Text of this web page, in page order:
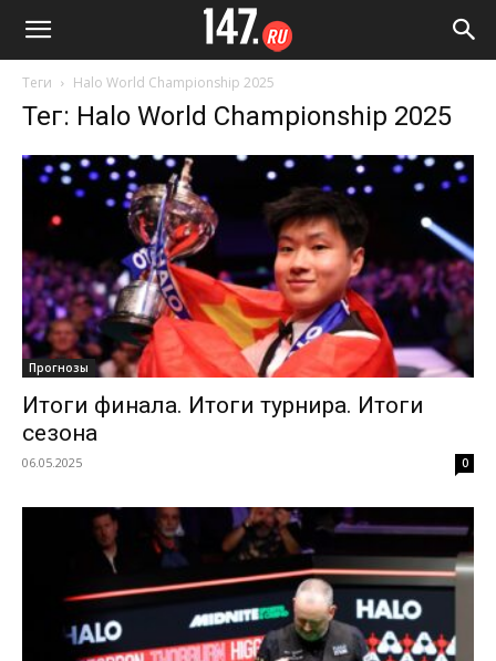
Теги Halo World Championship 2025
Тег: Halo World Championship 2025
Прогнозы
Итоги финала. Итоги турнира. Итоги
сезона
06.05.2025 0